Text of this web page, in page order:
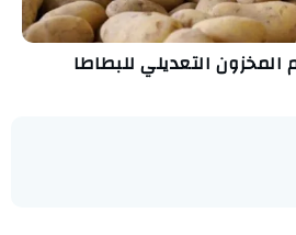
المخزون التعديلي للبطاطا